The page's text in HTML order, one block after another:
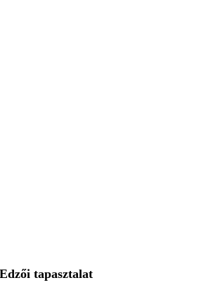
Edzői tapasztalat